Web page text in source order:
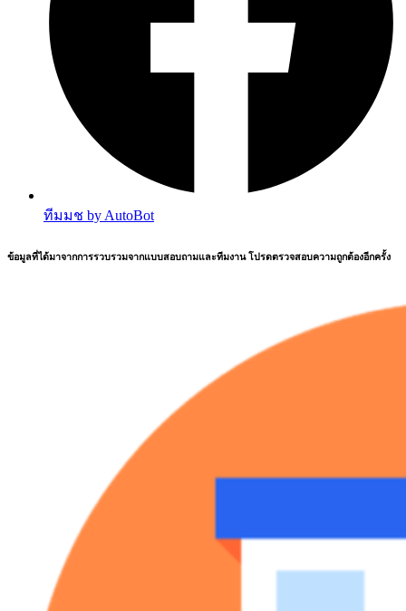
ทีมมช by AutoBot
ข้อมูลที่ได้มาจากการรวบรวมจากแบบสอบถามและทีมงาน โปรดตรวจสอบความถูกต้องอีกครั้ง